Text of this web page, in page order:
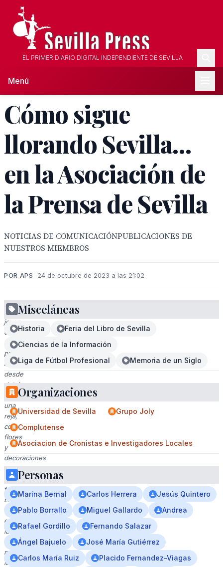
EL PRIMER DIARIO DIGITAL INDEPENDIENTE DE SEVILLA
Menú
Cómo sigue
llorando Sevilla…
en la Asociación de
la Prensa de Sevilla
NOTICIAS DE COMUNICACIÓNPUBLICACIONES DE
NUESTROS MIEMBROS
POR APS 24 de octubre de 2023 a las 21:02
Una
joven
observa
una
procesión
religiosa
desde
detrás
de
una
reja,
con
flores
y
decoraciones
en
el
fondo.
El
texto
en
la
imagen
menciona
la
Misceláneas
Historia
Feria del Libro de Sevilla
Ciencias de la Información
Liga de Fútbol Profesional
Memoria de un Siglo
Organizaciones
Universidad de Sevilla
Grupo Joly
Complutense
Asociacion de Cronistas e Investigadores Locales
Personas
Marina Bernal Carlos Herrera
Jesús Quintero
Pablo Borrallo
Miguel Gallardo
Andrea
Rafael Gordillo
Fernando Salazar
Ángel Bajuelo
José María Gutiérrez
Carlos María Ruiz
Placido Fernandez-Viagas